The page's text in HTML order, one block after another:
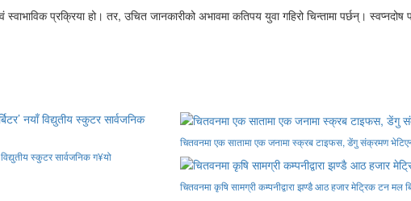
प्रक्रिया हो। तर, उचित जानकारीको अभावमा कतिपय युवा गहिरो चिन्तामा पर्छन्।
स्कुटर सार्वजनिक ग¥यो
चितवनमा एक सातामा एक जनामा स्क्रब टाइफस, डेंगु संक्रमण
चितवनमा कृषि सामग्री कम्पनीद्वारा झण्डै आठ हजार मेट्रिक टन मल